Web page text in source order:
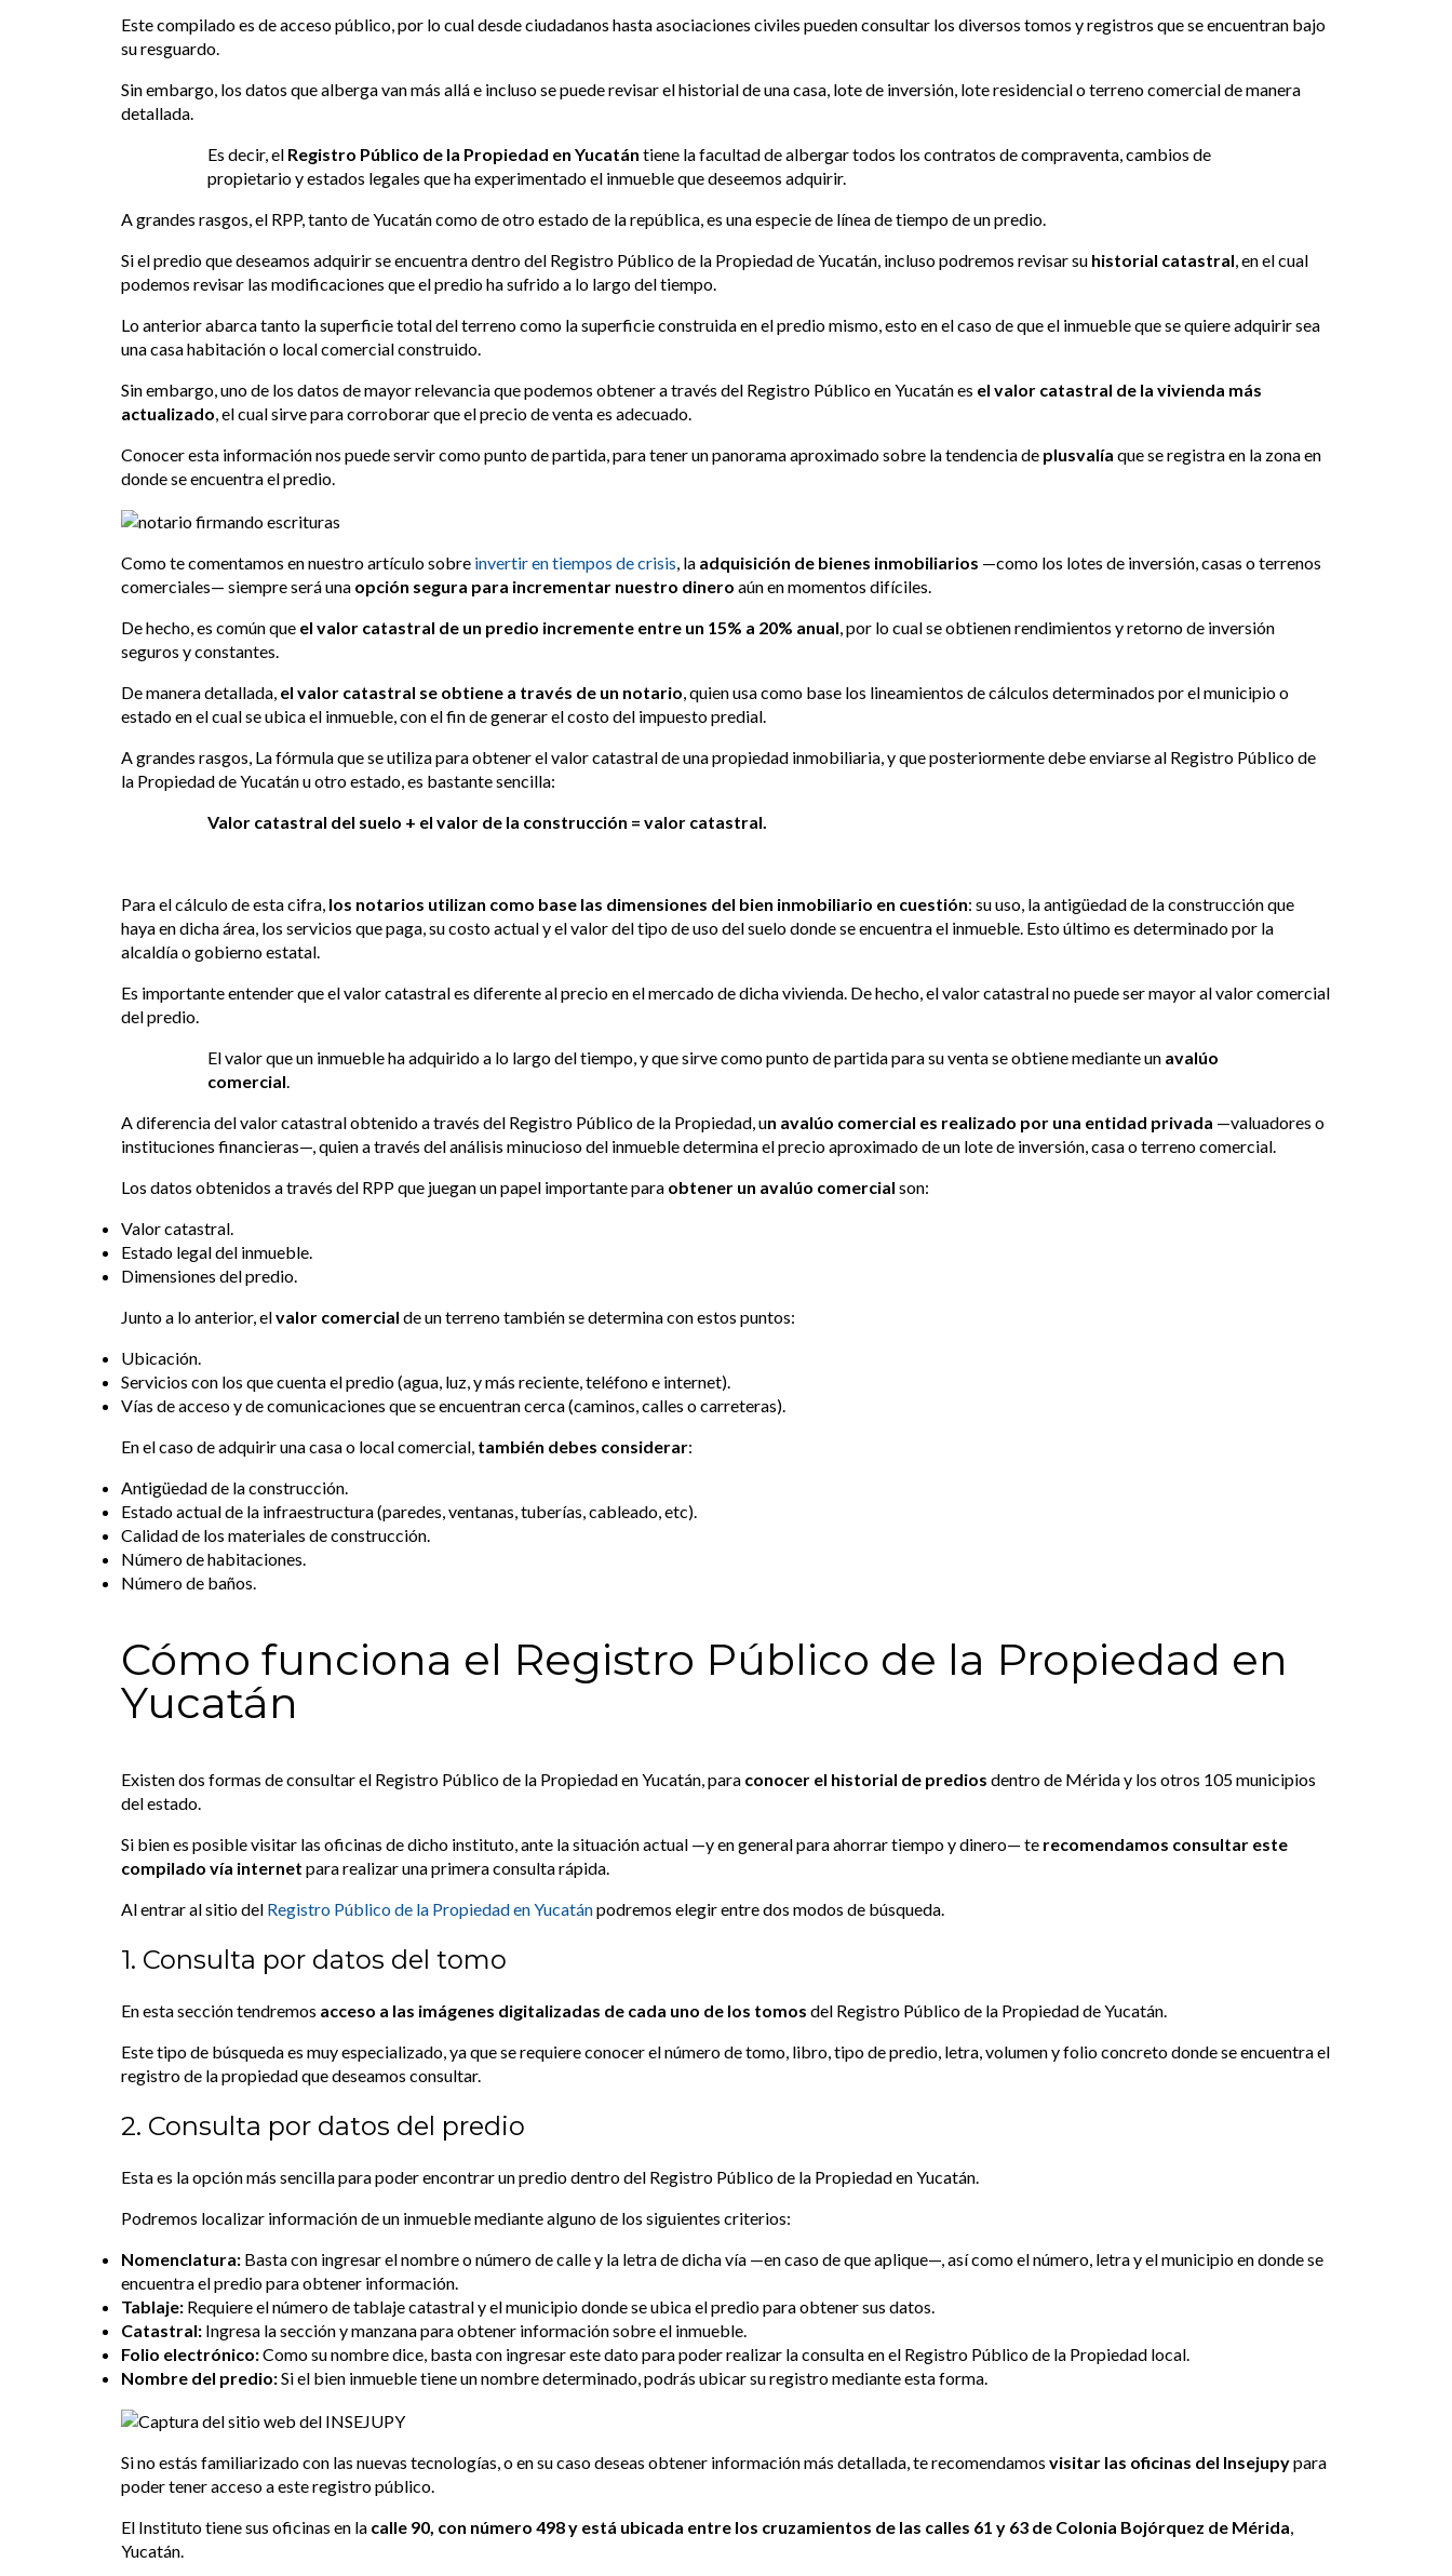
Este compilado es de acceso público, por lo cual desde ciudadanos hasta asociaciones civiles pueden consultar los diversos tomos y registros que se encuentran bajo
su resguardo.
Sin embargo, los datos que alberga van más allá e incluso se puede revisar el historial de una casa, lote de inversión, lote residencial o terreno comercial de manera
detallada.
Es decir, el Registro Público de la Propiedad en Yucatán tiene la facultad de albergar todos los contratos de compraventa, cambios de
propietario y estados legales que ha experimentado el inmueble que deseemos adquirir.
A grandes rasgos, el RPP, tanto de Yucatán como de otro estado de la república, es una especie de línea de tiempo de un predio.
Si el predio que deseamos adquirir se encuentra dentro del Registro Público de la Propiedad de Yucatán, incluso podremos revisar su historial catastral, en el cual
podemos revisar las modificaciones que el predio ha sufrido a lo largo del tiempo.
Lo anterior abarca tanto la superficie total del terreno como la superficie construida en el predio mismo, esto en el caso de que el inmueble que se quiere adquirir sea
una casa habitación o local comercial construido.
Sin embargo, uno de los datos de mayor relevancia que podemos obtener a través del Registro Público en Yucatán es el valor catastral de la vivienda más
actualizado, el cual sirve para corroborar que el precio de venta es adecuado.
Conocer esta información nos puede servir como punto de partida, para tener un panorama aproximado sobre la tendencia de plusvalía que se registra en la zona en
donde se encuentra el predio.
Como te comentamos en nuestro artículo sobre invertir en tiempos de crisis, la adquisición de bienes inmobiliarios —como los lotes de inversión, casas o terrenos
comerciales— siempre será una opción segura para incrementar nuestro dinero aún en momentos difíciles.
De hecho, es común que el valor catastral de un predio incremente entre un 15% a 20% anual, por lo cual se obtienen rendimientos y retorno de inversión
seguros y constantes.
De manera detallada, el valor catastral se obtiene a través de un notario, quien usa como base los lineamientos de cálculos determinados por el municipio o
estado en el cual se ubica el inmueble, con el fin de generar el costo del impuesto predial.
A grandes rasgos, La fórmula que se utiliza para obtener el valor catastral de una propiedad inmobiliaria, y que posteriormente debe enviarse al Registro Público de
la Propiedad de Yucatán u otro estado, es bastante sencilla:
Valor catastral del suelo + el valor de la construcción = valor catastral.
Para el cálculo de esta cifra, los notarios utilizan como base las dimensiones del bien inmobiliario en cuestión: su uso, la antigüedad de la construcción que
haya en dicha área, los servicios que paga, su costo actual y el valor del tipo de uso del suelo donde se encuentra el inmueble. Esto último es determinado por la
alcaldía o gobierno estatal.
Es importante entender que el valor catastral es diferente al precio en el mercado de dicha vivienda. De hecho, el valor catastral no puede ser mayor al valor comercial
del predio.
El valor que un inmueble ha adquirido a lo largo del tiempo, y que sirve como punto de partida para su venta se obtiene mediante un avalúo
comercial.
A diferencia del valor catastral obtenido a través del Registro Público de la Propiedad, un avalúo comercial es realizado por una entidad privada —valuadores o
instituciones financieras—, quien a través del análisis minucioso del inmueble determina el precio aproximado de un lote de inversión, casa o terreno comercial.
Los datos obtenidos a través del RPP que juegan un papel importante para obtener un avalúo comercial son:
Valor catastral.
Estado legal del inmueble.
Dimensiones del predio.
Junto a lo anterior, elvalor comercial de un terreno también se determina con estos puntos:
Ubicación.
Servicios con los que cuenta el predio (agua, luz, y más reciente, teléfono e internet).
Vías de acceso y de comunicaciones que se encuentran cerca (caminos, calles o carreteras).
En el caso de adquirir una casa o local comercial, también debes considerar:
Antigüedad de la construcción.
Estado actual de la infraestructura (paredes, ventanas, tuberías, cableado, etc).
Calidad de los materiales de construcción.
Número de habitaciones.
Número de baños.
Cómo funciona el Registro Público de la Propiedad en
Yucatán
Existen dos formas de consultar el Registro Público de la Propiedad en Yucatán, para conocer el historial de predios dentro de Mérida y los otros 105 municipios
del estado.
Si bien es posible visitar las oficinas de dicho instituto, ante la situación actual —y en general para ahorrar tiempo y dinero— te recomendamos consultar este
compilado vía internet para realizar una primera consulta rápida.
Al entrar al sitio del Registro Público de la Propiedad en Yucatánpodremos elegir entre dos modos de búsqueda.
1. Consulta por datos del tomo
En esta sección tendremos acceso a las imágenes digitalizadas de cada uno de los tomos del Registro Público de la Propiedad de Yucatán.
Este tipo de búsqueda es muy especializado, ya que se requiere conocer el número de tomo, libro, tipo de predio, letra, volumen y folio concreto donde se encuentra el
registro de la propiedad que deseamos consultar.
2. Consulta por datos del predio
Esta es la opción más sencilla para poder encontrar un predio dentro del Registro Público de la Propiedad en Yucatán.
Podremos localizar información de un inmueble mediante alguno de los siguientes criterios:
Nomenclatura: Basta con ingresar el nombre o número de calle y la letra de dicha vía —en caso de que aplique—, así como el número, letra y el municipio en donde se
encuentra el predio para obtener información.
Tablaje: Requiere el número de tablaje catastral y el municipio donde se ubica el predio para obtener sus datos.
Catastral: Ingresa la sección y manzana para obtener información sobre el inmueble.
Folio electrónico:Como su nombre dice, basta con ingresar este dato para poder realizar la consulta en el Registro Público de la Propiedad local.
Nombre del predio:Si el bien inmueble tiene un nombre determinado, podrás ubicar su registro mediante esta forma.
Si no estás familiarizado con las nuevas tecnologías, o en su caso deseas obtener información más detallada, te recomendamos visitar las oficinas del Insejupypara
poder tener acceso a este registro público.
El Instituto tiene sus oficinas en la calle 90, con número 498 y está ubicada entre los cruzamientos de las calles 61 y 63 de Colonia Bojórquez de Mérida,
Yucatán.